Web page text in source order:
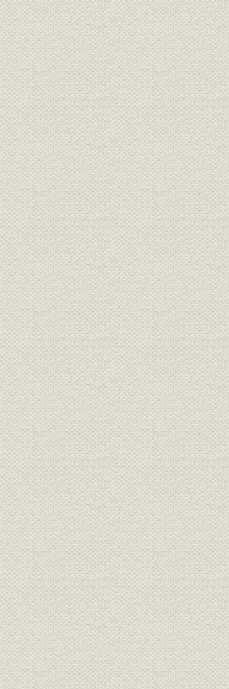
役員
事業所
製品;海外事業
経営
経営;財務・業績業績
従業員
経営;財務・業績業績
経営;売上
生産